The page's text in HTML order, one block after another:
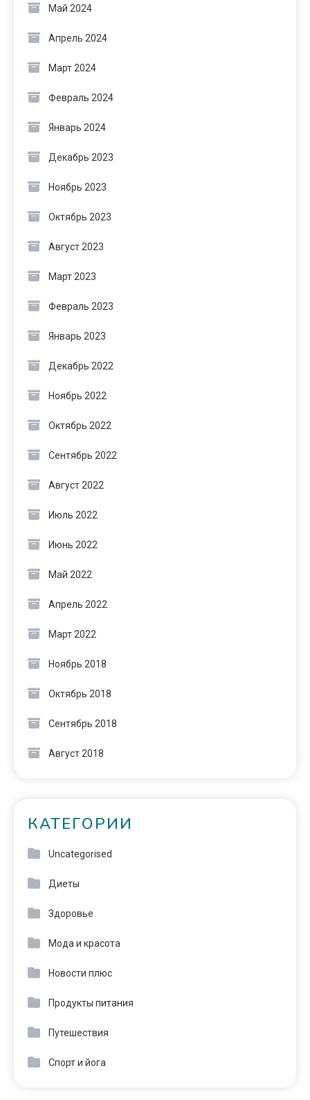
Май 2024
Апрель 2024
Март 2024
Февраль 2024
Январь 2024
Декабрь 2023
Ноябрь 2023
Октябрь 2023
Август 2023
Март 2023
Февраль 2023
Январь 2023
Декабрь 2022
Ноябрь 2022
Октябрь 2022
Сентябрь 2022
Август 2022
Июль 2022
Июнь 2022
Май 2022
Апрель 2022
Март 2022
Ноябрь 2018
Октябрь 2018
Сентябрь 2018
Август 2018
КАТЕГОРИИ
Uncategorised
Диеты
Здоровье
Мода и красота
Новости плюс
Продукты питания
Путешествия
Спорт и йога